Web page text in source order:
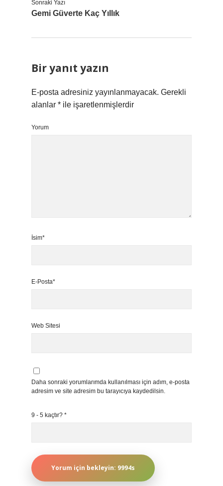
Sonraki Yazı
Gemi Güverte Kaç Yıllık
Bir yanıt yazın
E-posta adresiniz yayınlanmayacak. Gerekli
alanlar * ile işaretlenmişlerdir
Yorum
İsim*
E-Posta*
Web Sitesi
Daha sonraki yorumlarımda kullanılması için adım, e-posta
adresim ve site adresim bu tarayıcıya kaydedilsin.
9 - 5 kaçtır? *